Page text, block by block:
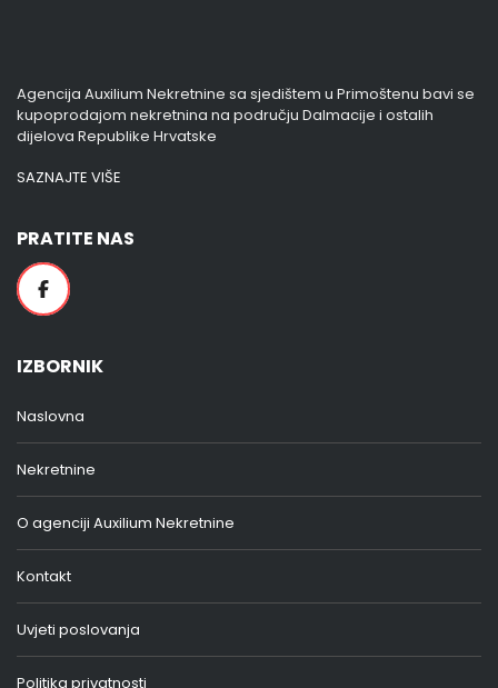
Agencija Auxilium Nekretnine sa sjedištem u Primoštenu bavi se
kupoprodajom nekretnina na području Dalmacije i ostalih
dijelova Republike Hrvatske
SAZNAJTE VIŠE
PRATITE NAS
IZBORNIK
Naslovna
Nekretnine
O agenciji Auxilium Nekretnine
Kontakt
Uvjeti poslovanja
Politika privatnosti